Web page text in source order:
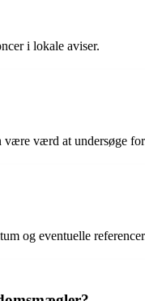
i lokale aviser.
være værd at undersøge
og eventuelle